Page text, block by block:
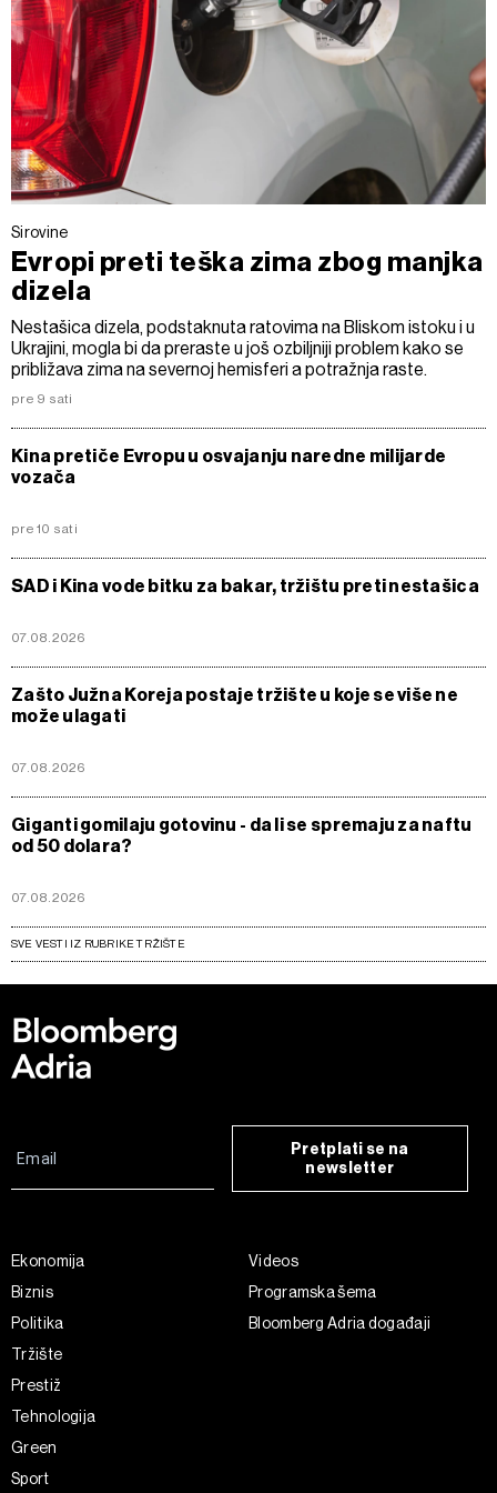
Sirovine
Evropi preti teška zima zbog manjka
dizela
Nestašica dizela, podstaknuta ratovima na Bliskom istoku i u
Ukrajini, mogla bi da preraste u još ozbiljniji problem kako se
približava zima na severnoj hemisferi a potražnja raste.
pre 9 sati
Kina pretiče Evropu u osvajanju naredne milijarde
vozača
pre 10 sati
SAD i Kina vode bitku za bakar, tržištu preti nestašica
07.08.2026
Zašto Južna Koreja postaje tržište u koje se više ne
može ulagati
07.08.2026
Giganti gomilaju gotovinu - da li se spremaju za naftu
od 50 dolara?
07.08.2026
SVE VESTI IZ RUBRIKE TRŽIŠTE
Pretplati se na
newsletter
Ekonomija
Biznis
Politika
Tržište
Prestiž
Tehnologija
Green
Sport
Videos
Programska šema
Bloomberg Adria događaji